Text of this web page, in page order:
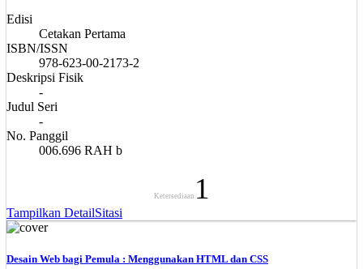
Edisi
Cetakan Pertama
ISBN/ISSN
978-623-00-2173-2
Deskripsi Fisik
-
Judul Seri
-
No. Panggil
006.696 RAH b
Ketersediaan 1
Tampilkan DetailSitasi
Desain Web bagi Pemula : Menggunakan HTML dan CSS